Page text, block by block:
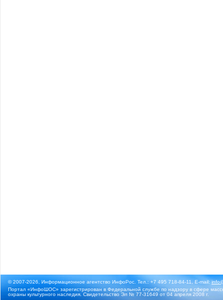
© 2007-2026, Информационное агентство ИнфоРос. Тел.: +7 495 718-84-11, E-mail:
Портал «ИнфоШОС» зарегистрирован в Федеральной службе по надзору в сфере
охраны культурного наследия. Свидетельство Эл № 77-31649 от 04 апреля 2008 г.